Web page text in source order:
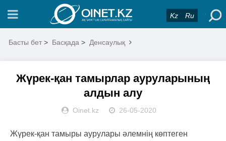
Kz Ru
Басты бет > Басқада > Денсаулық
Жүрек-қан тамырлар ауруларының
алдын алу
Oinet.kz 26-05-2020
Жүрек-қан тамыры аурулары әлемнің көптеген